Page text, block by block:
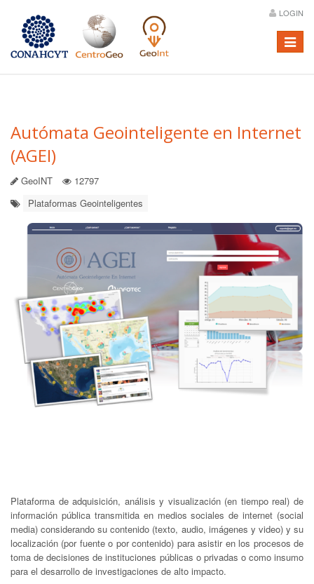
LOGIN
Menú
Autómata Geointeligente en Internet
(AGEI)
GeoINT
12797
Plataformas Geointeligentes
Plataforma de adquisición, análisis y visualización (en tiempo real) de
información pública transmitida en medios sociales de internet (social
media) considerando su contenido (texto, audio, imágenes y video) y su
localización (por fuente o por contenido) para asistir en los procesos de
toma de decisiones de instituciones públicas o privadas o como insumo
para el desarrollo de investigaciones de alto impacto.